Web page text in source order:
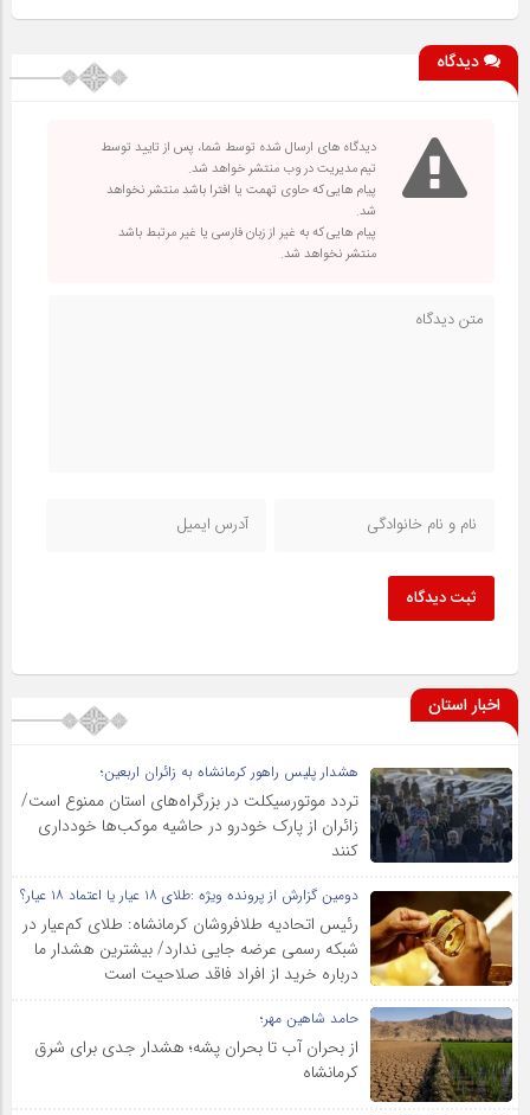
دیدگاه
دیدگاه های ارسال شده توسط شما، پس از تایید توسط
تیم مدیریت در وب منتشر خواهد شد.
پیام هایی که حاوی تهمت یا افترا باشد منتشر نخواهد
شد.
پیام هایی که به غیر از زبان فارسی یا غیر مرتبط باشد
منتشر نخواهد شد.
ثبت دیدگاه
اخبار استان
هشدار پلیس راهور کرمانشاه به زائران اربعین؛
تردد موتورسیکلت در بزرگراه‌های استان ممنوع است/
زائران از پارک خودرو در حاشیه موکب‌ها خودداری
کنند
دومین گزارش از پرونده ویژه :طلای ۱۸ عیار یا اعتماد ۱۸ عیار؟
رئیس اتحادیه طلافروشان کرمانشاه: طلای کم‌عیار در
شبکه رسمی عرضه جایی ندارد/ بیشترین هشدار ما
درباره خرید از افراد فاقد صلاحیت است
حامد شاهین مهر؛
از بحران آب تا بحران پشه؛ هشدار جدی برای شرق
کرمانشاه